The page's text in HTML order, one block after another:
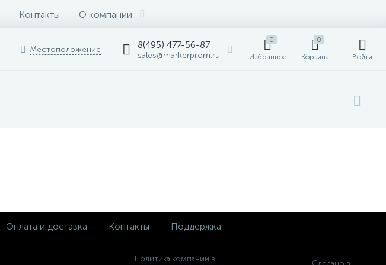
Контакты О компании
Местоположение 8(495) 477-56-87
sales@markerprom.ru
0
Избранное
0
Корзина Войти
Оплата и доставка Контакты Поддержка
Политика компании в